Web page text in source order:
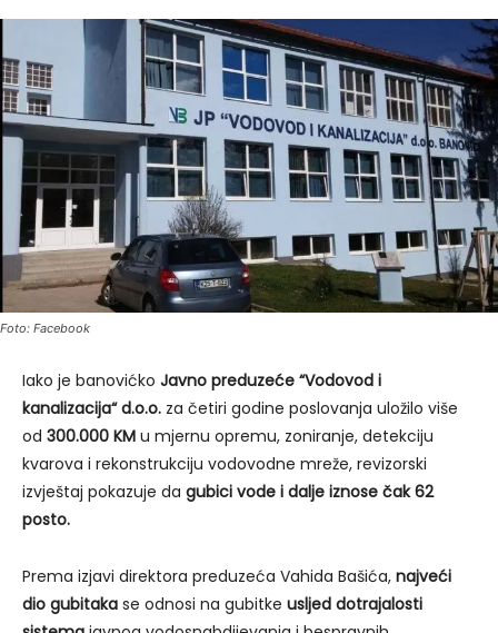
Foto: Facebook
Iako je banovićko Javno preduzeće “Vodovod i
kanalizacija“ d.o.o. za četiri godine poslovanja uložilo više
od 300.000 KM u mjernu opremu, zoniranje, detekciju
kvarova i rekonstrukciju vodovodne mreže, revizorski
izvještaj pokazuje da gubici vode i dalje iznose čak 62
posto.
Prema izjavi direktora preduzeća Vahida Bašića, najveći
dio gubitaka se odnosi na gubitke usljed dotrajalosti